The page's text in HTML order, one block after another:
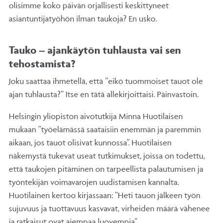
olisimme koko päivän orjallisesti keskittyneet
asiantuntijatyöhön ilman taukoja? En usko.
Tauko – ajankäytön tuhlausta vai sen
tehostamista?
Joku saattaa ihmetellä, että ”eikö tuommoiset tauot ole
ajan tuhlausta?” Itse en tätä allekirjoittaisi. Päinvastoin.
Helsingin yliopiston aivotutkija Minna Huotilaisen
mukaan ”työelämässä saataisiin enemmän ja paremmin
aikaan, jos tauot olisivat kunnossa”. Huotilaisen
näkemystä tukevat useat tutkimukset, joissa on todettu,
että taukojen pitäminen on tarpeellista palautumisen ja
työntekijän voimavarojen uudistamisen kannalta.
Huotilainen kertoo kirjassaan: ”Heti tauon jälkeen työn
sujuvuus ja tuottavuus kasvavat, virheiden määrä vähenee